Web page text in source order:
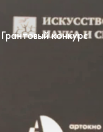
Грантовый конкурс